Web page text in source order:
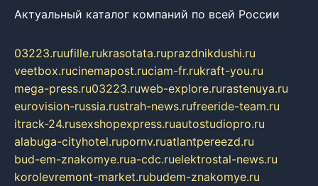
Актуальный каталог компаний по всей России
03223.ruufille.rukrasotata.ruprazdnikdushi.ru
veetbox.rucinemapost.ruciam-fr.rukraft-you.ru
mega-press.ru03223.ruweb-explore.rurastenuya.ru
eurovision-russia.rustrah-news.rufreeride-team.ru
itrack-24.rusexshopexpress.ruautostudiopro.ru
alabuga-cityhotel.rupornv.ruatlantpereezd.ru
bud-em-znakomye.rua-cdc.ruelektrostal-news.ru
korolevremont-market.rubudem-znakomye.ru